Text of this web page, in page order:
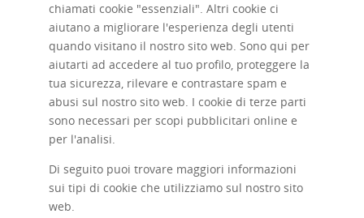
chiamati cookie "essenziali". Altri cookie ci
aiutano a migliorare l'esperienza degli utenti
quando visitano il nostro sito web. Sono qui per
aiutarti ad accedere al tuo profilo, proteggere la
tua sicurezza, rilevare e contrastare spam e
abusi sul nostro sito web. I cookie di terze parti
sono necessari per scopi pubblicitari online e
per l'analisi.
Di seguito puoi trovare maggiori informazioni
sui tipi di cookie che utilizziamo sul nostro sito
web.